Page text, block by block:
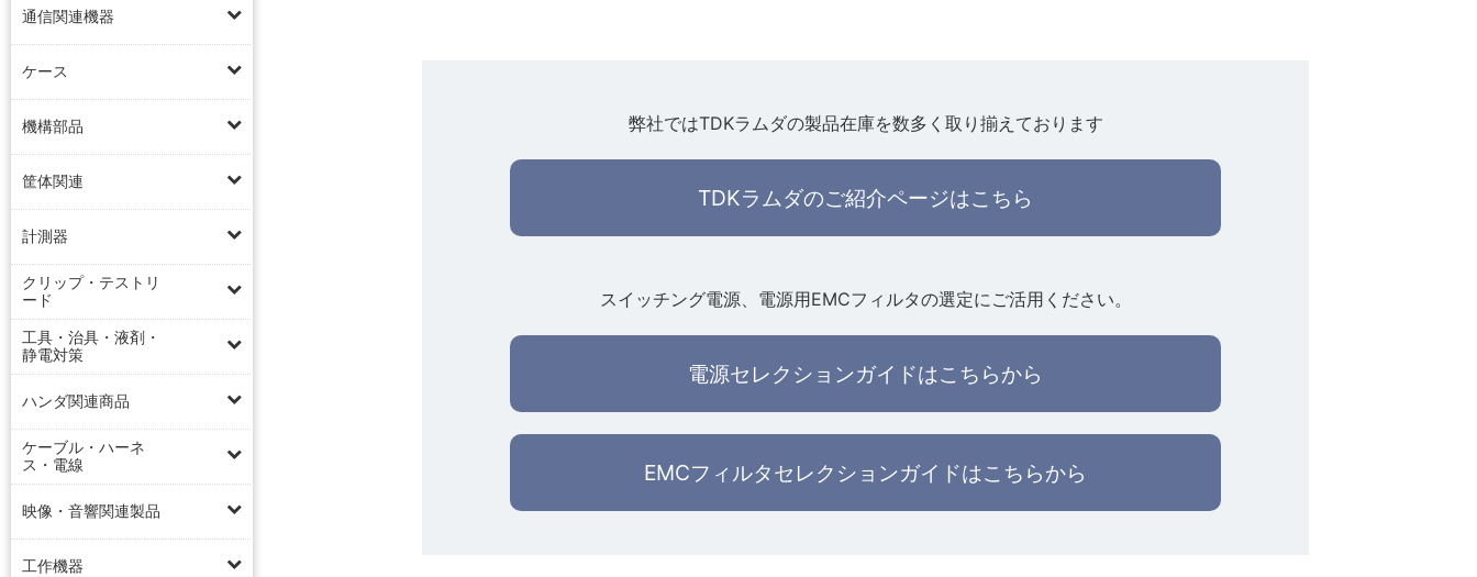
通信関連機器
ケース
機構部品
筐体関連
計測器
クリップ・テストリ
ード
工具・治具・液剤・
静電対策
ハンダ関連商品
ケーブル・ハーネ
ス・電線
映像・音響関連製品
工作機器
弊社ではTDKラムダの製品在庫を数多く取り揃えております
TDKラムダのご紹介ページはこちら
スイッチング電源、電源用EMCフィルタの選定にご活用ください。
電源セレクションガイドはこちらから
EMCフィルタセレクションガイドはこちらから